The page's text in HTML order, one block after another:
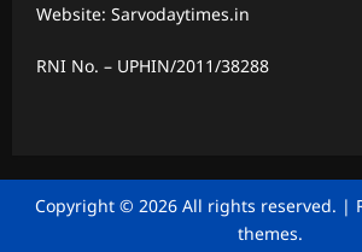
Website: Sarvodaytimes.in
RNI No. – UPHIN/2011/38288
Copyright © 2026 All rights reserved. |
themes.